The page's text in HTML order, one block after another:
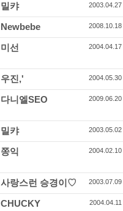
밀캬 2003.04.27
Newbebe 2008.10.18
미선 2004.04.17
우진,' 2004.05.30
다니엘SEO 2009.06.20
밀캬 2003.05.02
쫑익 2004.02.10
사랑스런 승경이♡ 2003.07.09
CHUCKY 2004.04.11